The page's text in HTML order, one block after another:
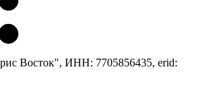
Восток", ИНН: 7705856435, erid: